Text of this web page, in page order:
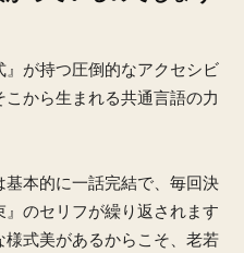
が持つ圧倒的なアクセシビ
から生まれる共通言語の力
本的に一話完結で、毎回決
のセリフが繰り返されます
式美があるからこそ、老若